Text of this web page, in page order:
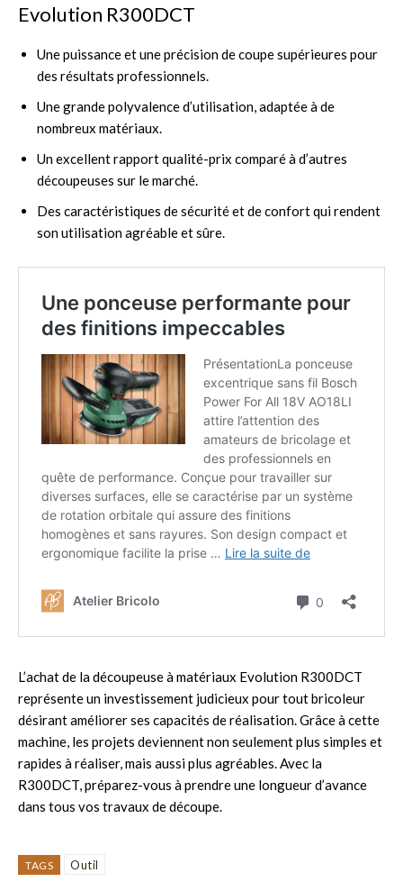
Evolution R300DCT
Une puissance et une précision de coupe supérieures pour
des résultats professionnels.
Une grande polyvalence d’utilisation, adaptée à de
nombreux matériaux.
Un excellent rapport qualité-prix comparé à d’autres
découpeuses sur le marché.
Des caractéristiques de sécurité et de confort qui rendent
son utilisation agréable et sûre.
L’achat de la découpeuse à matériaux Evolution R300DCT
représente un investissement judicieux pour tout bricoleur
désirant améliorer ses capacités de réalisation. Grâce à cette
machine, les projets deviennent non seulement plus simples et
rapides à réaliser, mais aussi plus agréables. Avec la
R300DCT, préparez-vous à prendre une longueur d’avance
dans tous vos travaux de découpe.
TAGS Outil